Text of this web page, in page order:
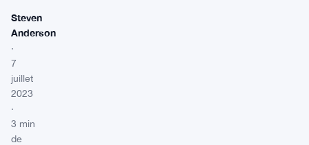
Steven
Anderson
·
7
juillet
2023
·
3 min
de